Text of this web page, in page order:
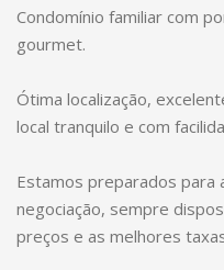
Condomínio familiar com
gourmet.
Ótima localização,
local tranquilo e com
Estamos preparados para
negociação, sempre
preços e as melhores